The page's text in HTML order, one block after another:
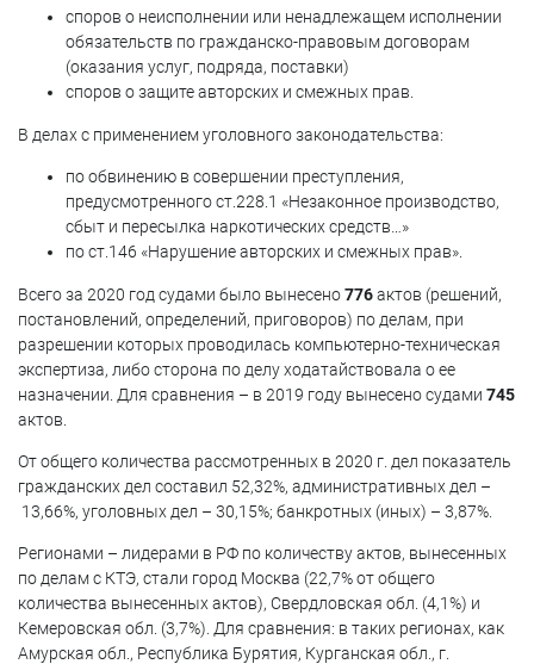
споров о неисполнении или ненадлежащем исполнении
обязательств по гражданско-правовым договорам
(оказания услуг, подряда, поставки)
споров о защите авторских и смежных прав.
В делах с применением уголовного законодательства:
по обвинению в совершении преступления,
предусмотренного ст.228.1 «Незаконное производство,
сбыт и пересылка наркотических средств…»
по ст.146 «Нарушение авторских и смежных прав».
Всего за 2020 год судами было вынесено776актов (решений,
постановлений, определений, приговоров) по делам, при
разрешении которых проводилась компьютерно-техническая
экспертиза, либо сторона по делу ходатайствовала о ее
назначении. Для сравнения – в 2019 году вынесено судами 745
актов.
От общего количества рассмотренных в 2020 г. дел показатель
гражданских дел составил 52,32%, административных дел –
13,66%, уголовных дел – 30,15%; банкротных (иных) – 3,87%.
Регионами – лидерами в РФ по количеству актов, вынесенных
по делам с КТЭ, стали город Москва (22,7% от общего
количества вынесенных актов), Свердловская обл. (4,1%) и
Кемеровская обл. (3,7%). Для сравнения: в таких регионах, как
Амурская обл., Республика Бурятия, Курганская обл., г.